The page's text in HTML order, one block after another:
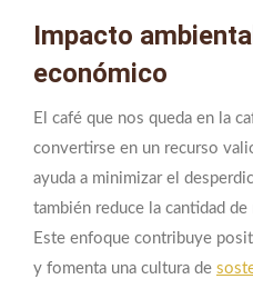
Impacto
económico
El café que nos queda en la
convertirse en un recurso
ayuda a minimizar el
también reduce la cantidad
Este enfoque contribuye
y fomenta una cultura de